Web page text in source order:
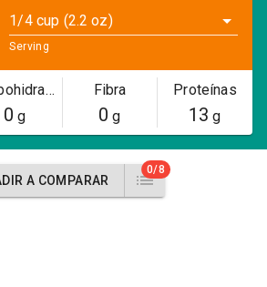
1/4 cup (2.2 oz)
Serving
Carbohidratos
0 g
Fibra
0 g
Proteínas
13 g
A COMPARAR
0/8